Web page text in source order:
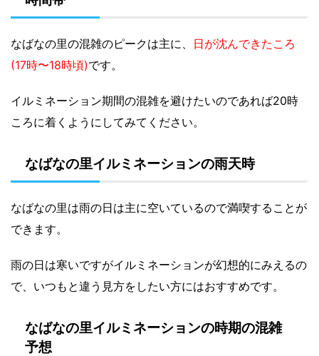
なばなの里の混雑のピークは主に、 日が沈んできたころ
(17時〜18時頃)です。
イルミネーション期間の混雑を避けたいのであれば20時
ころに着くようにしてみてください。
なばなの里イルミネーションの雨天時
なばなの里は雨の日は主に空いているので満喫することが
できます。
雨の日は寒いですがイルミネーションが幻想的にみえるの
で、いつもと違う見方をしたい方にはおすすめです。
なばなの里イルミネーションの時期の混雑
予想